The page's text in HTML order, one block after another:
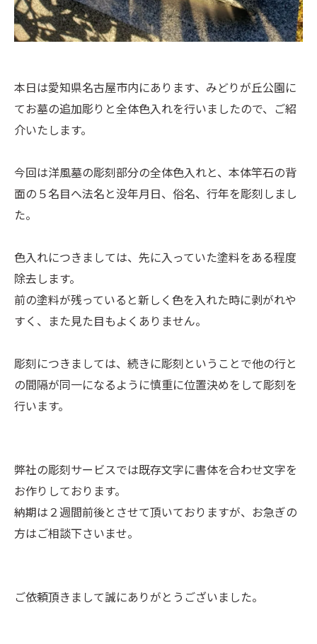
本日は愛知県名古屋市内にあります、みどりが丘公園に
てお墓の追加彫りと全体色入れを行いましたので、ご紹
介いたします。
今回は洋風墓の彫刻部分の全体色入れと、本体竿石の背
面の５名目へ法名と没年月日、俗名、行年を彫刻しまし
た。
色入れにつきましては、先に入っていた塗料をある程度
除去します。
前の塗料が残っていると新しく色を入れた時に剥がれや
すく、また見た目もよくありません。
彫刻につきましては、続きに彫刻ということで他の行と
の間隔が同一になるように慎重に位置決めをして彫刻を
行います。
弊社の彫刻サービスでは既存文字に書体を合わせ文字を
お作りしております。
納期は２週間前後とさせて頂いておりますが、お急ぎの
方はご相談下さいませ。
ご依頼頂きまして誠にありがとうございました。